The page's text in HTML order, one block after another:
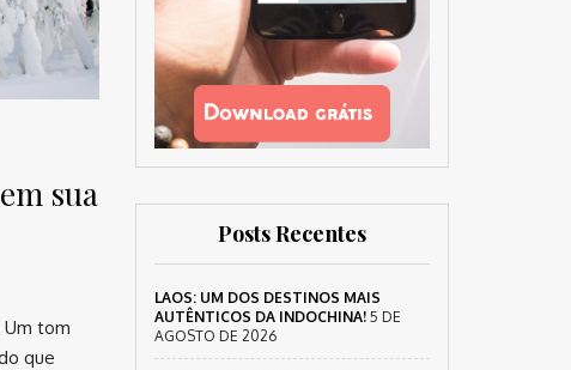
sua
Um tom
que
Posts Recentes
LAOS: UM DOS DESTINOS MAIS
AUTÊNTICOS DA INDOCHINA! 5 DE
AGOSTO DE 2026